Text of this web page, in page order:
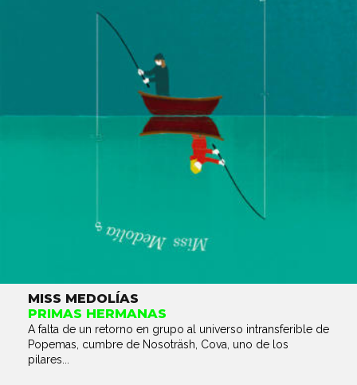
MISS MEDOLÍAS
PRIMAS HERMANAS
A falta de un retorno en grupo al universo intransferible de
Popemas, cumbre de Nosoträsh, Cova, uno de los
pilares...